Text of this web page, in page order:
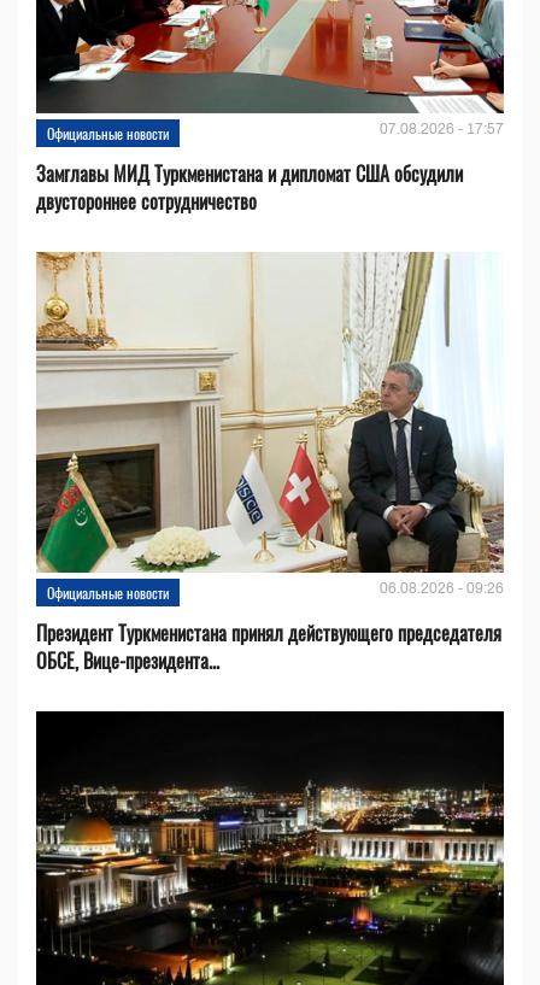
Официальные новости 07.08.2026 - 17:57
Замглавы МИД Туркменистана и дипломат США обсудили
двустороннее сотрудничество
Официальные новости 06.08.2026 - 09:26
Президент Туркменистана принял действующего председателя
ОБСЕ, Вице-президента...